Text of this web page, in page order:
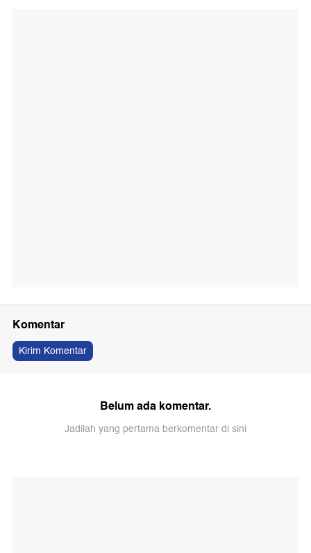
Komentar
Kirim Komentar
Belum ada komentar.
Jadilah yang pertama berkomentar di sini